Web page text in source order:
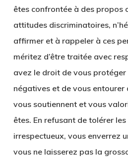
êtes confrontée à des propos
attitudes discriminatoires,
affirmer et à rappeler à ces
méritez d’être traitée avec
avez le droit de vous protéger
négatives et de vous entourer
vous soutiennent et vous
êtes. En refusant de tolérer
irrespectueux, vous enverrez
vous ne laisserez pas la